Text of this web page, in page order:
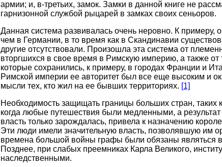
армии; и, в-третьих, замок. Замки в данной книге не
гарнизонной службой рыцарей в замках своих сеньоров.
Данная система развивалась очень неровно. К примеру,
чем в Германии, в то время как в Скандинавии
другие отсутствовали. Произошла эта система от
вторгшихся в свое время в Римскую империю, а также от
которые сохранились, к примеру, в городах Франции и
Римской империи ее авторитет был все еще высоким и
мысли тех, кто жил на ее бывших территориях. [1]
Необходимость защищать границы больших стран, таких
когда любые путешествия были медленными, а
власть только зарождалась, привела к назначению
Эти люди имели значительную власть, позволявшую им
времена большой войны графы были обязаны являться
Позднее, при слабых преемниках Карла Великого,
наследственными.